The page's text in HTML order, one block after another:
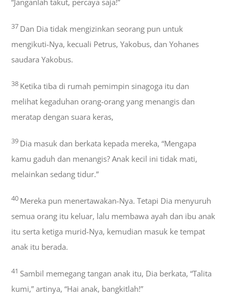
37 Dan Dia tidak mengizinkan seorang pun untuk
mengikuti-Nya, kecuali Petrus, Yakobus, dan Yohanes
saudara Yakobus.
38 Ketika tiba di rumah pemimpin sinagoga itu dan
melihat kegaduhan orang-orang yang menangis dan
meratap dengan suara keras,
39 Dia masuk dan berkata kepada mereka, “Mengapa
kamu gaduh dan menangis? Anak kecil ini tidak mati,
melainkan sedang tidur.”
40 Mereka pun menertawakan-Nya. Tetapi Dia menyuruh
semua orang itu keluar, lalu membawa ayah dan ibu anak
itu serta ketiga murid-Nya, kemudian masuk ke tempat
anak itu berada.
41 Sambil memegang tangan anak itu, Dia berkata, “Talita
kumi,” artinya, “Hai anak, bangkitlah!”